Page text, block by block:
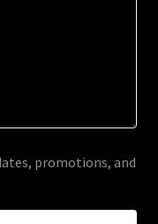
promotions, and